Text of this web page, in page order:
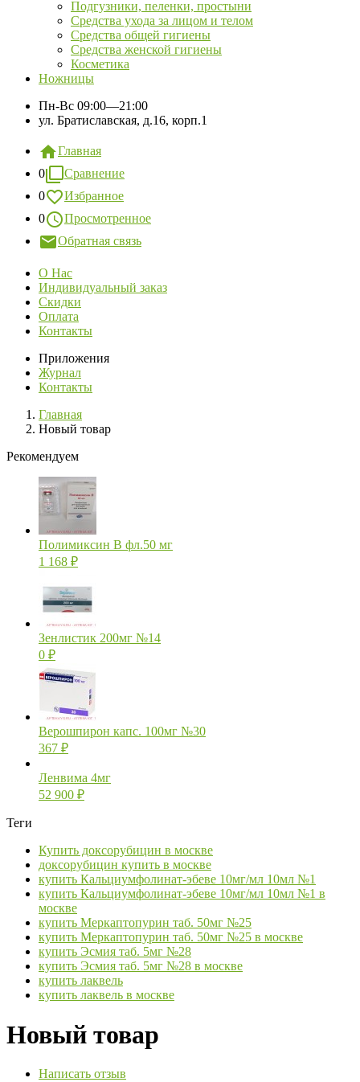
Подгузники, пеленки, простыни
Средства ухода за лицом и телом
Средства общей гигиены
Средства женской гигиены
Косметика
Ножницы
Пн-Вс 09:00—21:00
ул. Братиславская, д.16, корп.1
Главная
0
Сравнение
0
Избранное
0
Просмотренное
Обратная связь
О Нас
Индивидуальный заказ
Скидки
Оплата
Контакты
Приложения
Журнал
Контакты
Главная
Новый товар
Рекомендуем
Полимиксин В фл.50 мг
1 168 ₽
Зенлистик 200мг №14
0 ₽
Верошпирон капс. 100мг №30
367 ₽
Ленвима 4мг
52 900 ₽
Теги
Купить доксорубицин в москве
доксорубицин купить в москве
купить Кальциумфолинат-эбеве 10мг/мл 10мл №1
купить Кальциумфолинат-эбеве 10мг/мл 10мл №1 в
москве
купить Меркаптопурин таб. 50мг №25
купить Меркаптопурин таб. 50мг №25 в москве
купить Эсмия таб. 5мг №28
купить Эсмия таб. 5мг №28 в москве
купить лаквель
купить лаквель в москве
Новый товар
Написать отзыв